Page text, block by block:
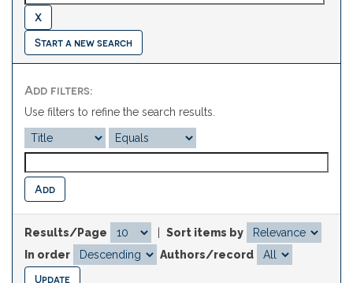
Start a new search
Add filters:
Use filters to refine the search results.
Results/Page
Sort items by
In order
Authors/record